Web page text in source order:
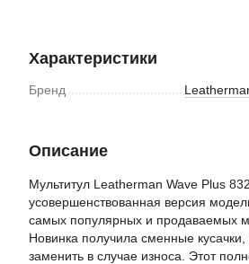
Характеристики
Бренд
Описание
Мультитул Leatherman Wave Plus
усовершенствованная версия
самых популярных и продаваемых
Новинка получила сменные кусачки,
заменить в случае износа. Этот